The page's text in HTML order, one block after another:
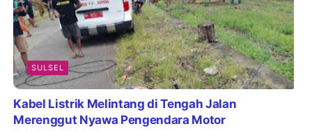
SULSEL
Kabel Listrik Melintang di Tengah Jalan
Merenggut Nyawa Pengendara Motor